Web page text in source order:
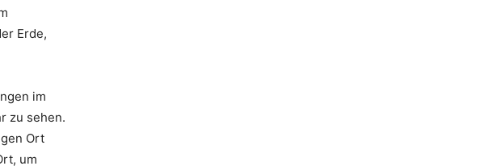
Erde,
im
zu sehen.
Ort
um